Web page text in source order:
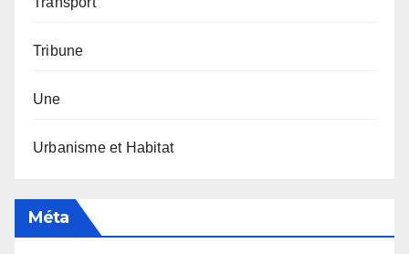
Tribune
Une
Urbanisme et Habitat
Méta